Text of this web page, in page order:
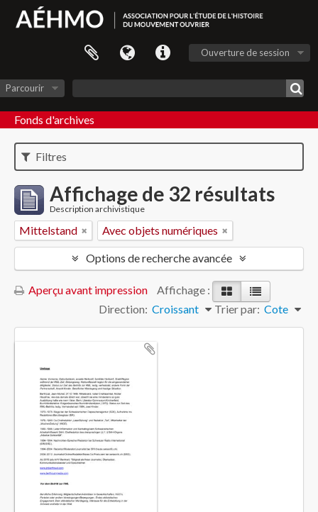
Ouverture de session
Parcourir
Fonds d'archives
Filtres
Affichage de 32 résultats
Description archivistique
Mittelstand Avec objets numériques
Options de recherche avancée
Aperçu avant impression
Affichage :
Trier par: Cote
Direction: Croissant